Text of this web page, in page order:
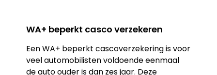
WA+ beperkt casco verzekeren
Een WA+ beperkt cascoverzekering is voor
veel automobilisten voldoende eenmaal
de auto ouder is dan zes jaar. Deze